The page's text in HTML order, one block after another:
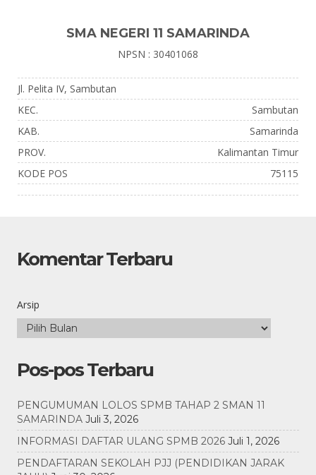
SMA NEGERI 11 SAMARINDA
NPSN : 30401068
Jl. Pelita IV, Sambutan
KEC.
Sambutan
KAB.
Samarinda
PROV.
Kalimantan Timur
KODE POS
75115
Komentar Terbaru
Arsip
Pos-pos Terbaru
PENGUMUMAN LOLOS SPMB TAHAP 2 SMAN 11
SAMARINDA Juli 3, 2026
INFORMASI DAFTAR ULANG SPMB 2026 Juli 1, 2026
PENDAFTARAN SEKOLAH PJJ (PENDIDIKAN JARAK